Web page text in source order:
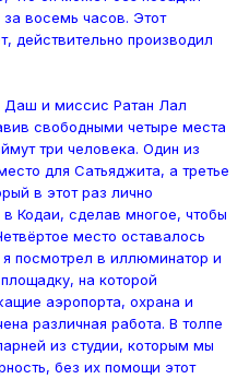
восемь часов. Этот
действительно производил
и миссис Ратан Лал
свободными четыре места
три человека. Один из
для Сатьяджита, а третье
в этот раз лично
Кодаи, сделав многое, чтобы
место оставалось
посмотрел в иллюминатор и
на которой
аэропорта, охрана и
различная работа. В толпе
из студии, которым мы
без их помощи этот